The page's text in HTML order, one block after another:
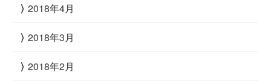
2018年4月
2018年3月
2018年2月